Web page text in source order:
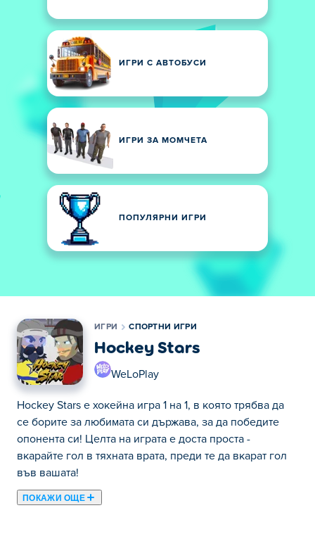
ИГРИ С АВТОБУСИ
ИГРИ ЗА МОМЧЕТА
ПОПУЛЯРНИ ИГРИ
ИГРИ СПОРТНИ ИГРИ
Hockey Stars
WeLoPlay
Hockey Stars е хокейна игра 1 на 1, в която трябва да
се борите за любимата си държава, за да победите
опонента си! Целта на играта е доста проста -
вкарайте гол в тяхната врата, преди те да вкарат гол
във вашата!
ПОКАЖИ ОЩЕ